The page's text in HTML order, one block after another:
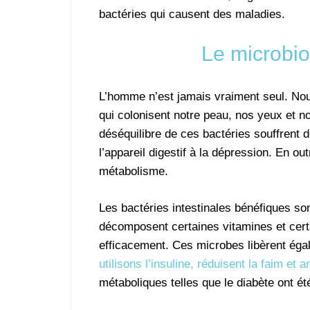
bactéries qui causent des maladies.
Le
L’homme n’est jamais vraiment seul.
qui colonisent notre peau, nos yeux et
déséquilibre de ces bactéries souffrent
l’appareil digestif à la dépression. En
métabolisme.
Les bactéries intestinales bénéfiques
décomposent certaines vitamines et
efficacement. Ces microbes libèrent
utilisons l’insuline, réduisent la faim et
métaboliques telles que le diabète ont